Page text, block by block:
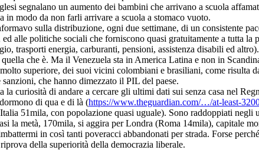
segnalano un aumento dei bambini che arrivano a scuola
in modo da non farli arrivare a scuola a stomaco vuoto.
sulla distribuzione, ogni due settimane, di un consistente
ed alle politiche sociali che forniscono quasi gratuitamente a tutta
trasporti energia, carburanti, pensioni, assistenza disabili ed altro).
che è. Ma il Venezuela sta in America Latina e non in
superiore, dei suoi vicini colombiani e brasiliani, come risulta
che hanno dimezzato il PIL del paese.
la curiosità di andare a cercare gli ultimi dati sui senza casa nel
di qua e di là (https://www.theguardian.com/…/at-least-
51mila, con popolazione quasi uguale). Sono raddoppiati negli
la metà, 170mila, si aggira per Londra (Roma 14mila), capitale
in così tanti poveracci abbandonati per strada. Forse
della superiorità della democrazia liberale.